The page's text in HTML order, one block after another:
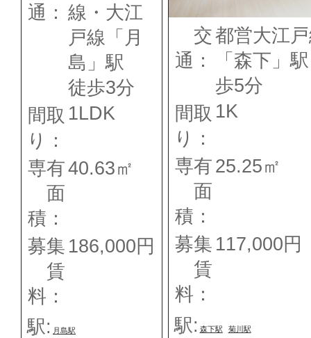
通： 線・大江
戸線「月
島」駅
徒歩3分
間取
り：
1LDK
専有
面
積：
40.63㎡
募集
賃
料：
186,000円
駅: 月島駅
交
通：
都営大江
「森下」
歩5分
間取
り：
1K
専有
面
積：
25.25㎡
募集
賃
料：
117,000円
駅: 森下駅 菊川駅